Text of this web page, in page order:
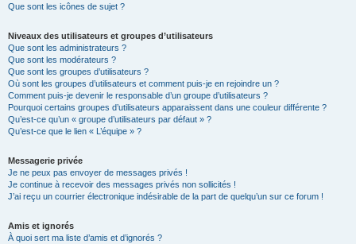
Que sont les icônes de sujet ?
Niveaux des utilisateurs et groupes d’utilisateurs
Que sont les administrateurs ?
Que sont les modérateurs ?
Que sont les groupes d’utilisateurs ?
Où sont les groupes d’utilisateurs et comment puis-je en rejoindre un ?
Comment puis-je devenir le responsable d’un groupe d’utilisateurs ?
Pourquoi certains groupes d’utilisateurs apparaissent dans une couleur différente ?
Qu’est-ce qu’un « groupe d’utilisateurs par défaut » ?
Qu’est-ce que le lien « L’équipe » ?
Messagerie privée
Je ne peux pas envoyer de messages privés !
Je continue à recevoir des messages privés non sollicités !
J’ai reçu un courrier électronique indésirable de la part de quelqu’un sur ce forum !
Amis et ignorés
À quoi sert ma liste d’amis et d’ignorés ?